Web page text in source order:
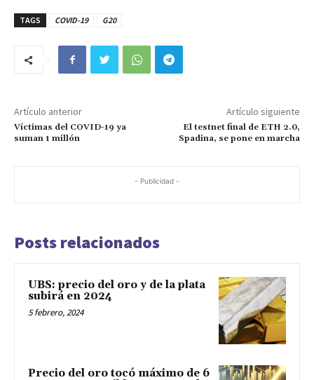
TAGS COVID-19 G20
Artículo anterior
Víctimas del COVID-19 ya
suman 1 millón
Artículo siguiente
El testnet final de ETH 2.0,
Spadina, se pone en marcha
- Publicidad -
Posts relacionados
UBS: precio del oro y de la plata
subirá en 2024
5 febrero, 2024
Precio del oro tocó máximo de 6